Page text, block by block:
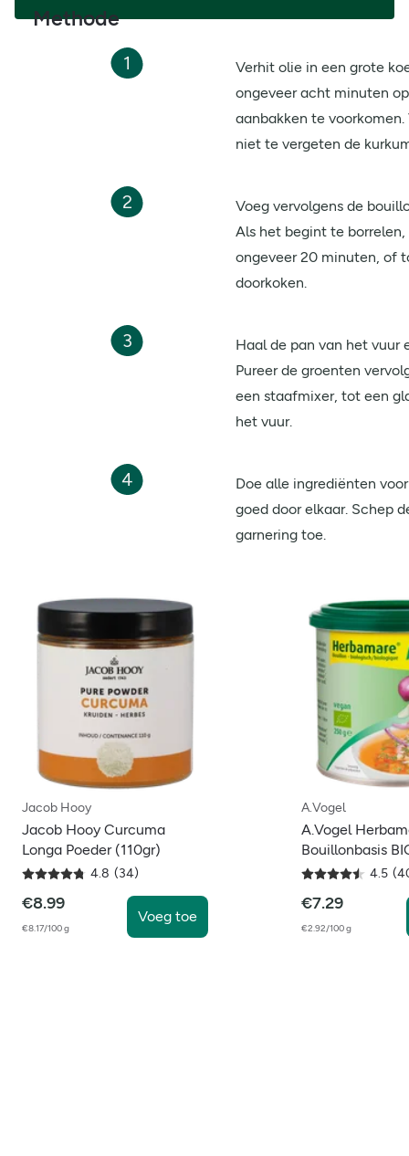
Methode
1
Verhit olie in een grote
ongeveer acht minuten
aanbakken te
niet te vergeten de
2
Voeg vervolgens de
Als het begint te
ongeveer 20 minuten, of
doorkoken.
3
Haal de pan van het vuur
Pureer de groenten
een staafmixer, tot een
het vuur.
4
Doe alle ingrediënten
goed door elkaar. Schep
garnering toe.
Jacob Hooy
Jacob Hooy Curcuma
Longa Poeder (110gr)
4.8 (34)
€8.99
€8.17/100 g
Voeg toe
A.Vogel
A.Vogel
Bouillonbasis
4.5 (
€7.29
€2.92/100 g